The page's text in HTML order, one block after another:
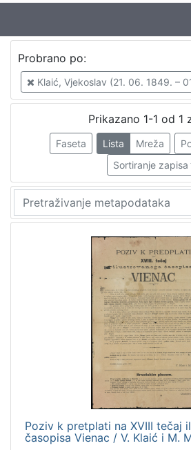
Probrano po:
Klaić, Vjekoslav (21. 06. 1849. –
Prikazano 1-1 od 1
Faseta Lista Mreža
Sortiranje zapisa
Poziv k pretplati na XVIII tečaj
časopisa Vienac / V. Klaić i M.